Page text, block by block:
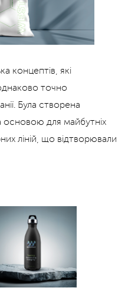
концептів, які
точно
Була створена
основою для майбутніх
ліній, що відтворювали